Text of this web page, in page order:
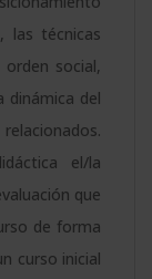
las técnicas
social,
dinámica del
el/la
que
de forma
curso inicial